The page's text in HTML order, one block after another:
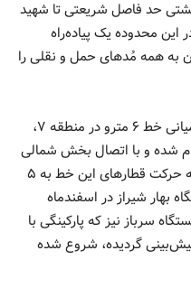
بهشتی حد فاصل شریعتی تا شهید
این محدوده یک پیاده‌راه
به همه مُدهای حمل و نقلی را
آبادیان افزود: برای راه‌اندازی بخش میانی خط ۶ مترو در منطقه ۷،
شده و با اتصال بخش شمالی
و جنوبی این خط به یکدیگر، سرفاصله حرکت قطارهای این خط به ۵
بهار شیراز در اسفندماه
سرباز نیز که پارکینگی با
آن پیش‌بینی گردیده، شروع شده